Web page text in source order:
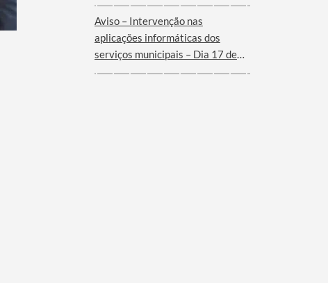
Aviso – Intervenção nas
aplicações informáticas dos
serviços municipais – Dia 17 de
Junho de 2026